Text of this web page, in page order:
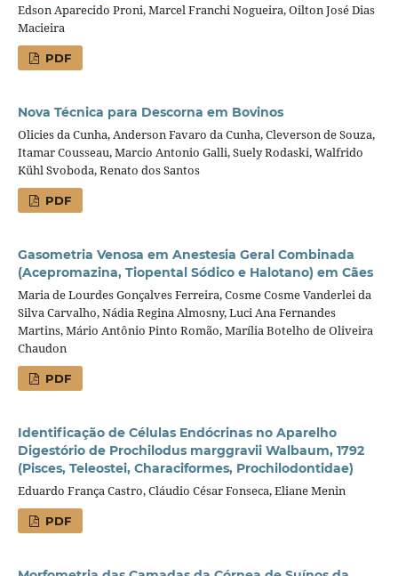
Edson Aparecido Proni, Marcel Franchi Nogueira, Oilton José Dias
Macieira
PDF
Nova Técnica para Descorna em Bovinos
Olicies da Cunha, Anderson Favaro da Cunha, Cleverson de Souza,
Itamar Cousseau, Marcio Antonio Galli, Suely Rodaski, Walfrido
Kühl Svoboda, Renato dos Santos
PDF
Gasometria Venosa em Anestesia Geral Combinada
(Acepromazina, Tiopental Sódico e Halotano) em Cães
Maria de Lourdes Gonçalves Ferreira, Cosme Cosme Vanderlei da
Silva Carvalho, Nádia Regina Almosny, Luci Ana Fernandes
Martins, Mário Antônio Pinto Romão, Marília Botelho de Oliveira
Chaudon
PDF
Identificação de Células Endócrinas no Aparelho
Digestório de Prochilodus marggravii Walbaum, 1792
(Pisces, Teleostei, Characiformes, Prochilodontidae)
Eduardo França Castro, Cláudio César Fonseca, Eliane Menin
PDF